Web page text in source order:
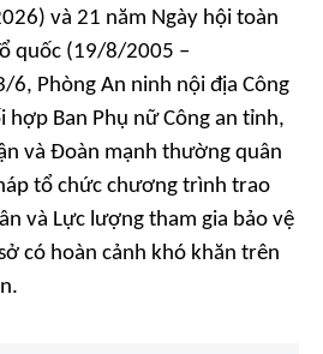
và 21 năm Ngày hội toàn
quốc (19/8/2005 –
Phòng An ninh nội địa Công
hợp Ban Phụ nữ Công an tỉnh,
và Đoàn mạnh thường quân
tổ chức chương trình trao
và Lực lượng tham gia bảo vệ
có hoàn cảnh khó khăn trên